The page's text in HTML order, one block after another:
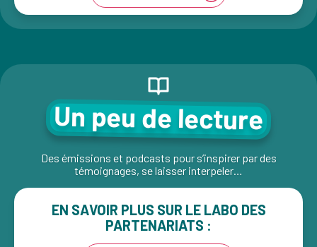
Un peu de lecture
Des émissions et podcasts pour s’inspirer par des
témoignages, se laisser interpeler…
EN SAVOIR PLUS SUR LE LABO DES
PARTENARIATS :